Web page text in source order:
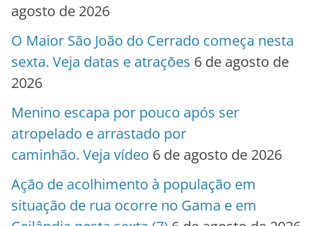
agosto de 2026
O Maior São João do Cerrado começa nesta
sexta. Veja datas e atrações 6 de agosto de
2026
Menino escapa por pouco após ser
atropelado e arrastado por
caminhão. Veja vídeo 6 de agosto de 2026
Ação de acolhimento à população em
situação de rua ocorre no Gama e em